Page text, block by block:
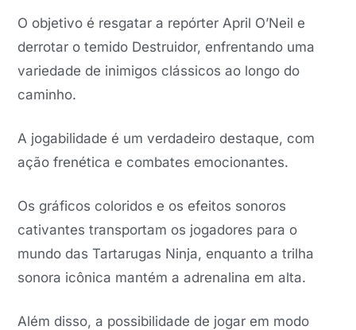
O objetivo é resgatar a repórter April O’Neil e
derrotar o temido Destruidor, enfrentando uma
variedade de inimigos clássicos ao longo do
caminho.
A jogabilidade é um verdadeiro destaque, com
ação frenética e combates emocionantes.
Os gráficos coloridos e os efeitos sonoros
cativantes transportam os jogadores para o
mundo das Tartarugas Ninja, enquanto a trilha
sonora icônica mantém a adrenalina em alta.
Além disso, a possibilidade de jogar em modo